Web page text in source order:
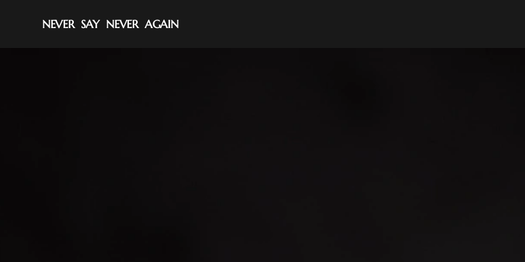
NEVER SAY NEVER AGAIN